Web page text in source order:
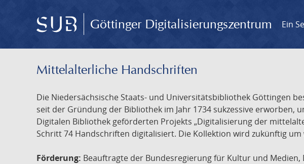
Göttinger Digitalisierungszentrum Ein
Mittelalterliche Handschriften
Die Niedersächsische Staats- und Universitätsbibliothek Göttingen
seit der Gründung der Bibliothek im Jahr 1734 sukzessive erworben,
Digitalen Bibliothek geförderten Projekts „Digitalisierung der
Schritt 74 Handschriften digitalisiert. Die Kollektion wird zukünftig
Förderung: Beauftragte der Bundesregierung für Kultur und